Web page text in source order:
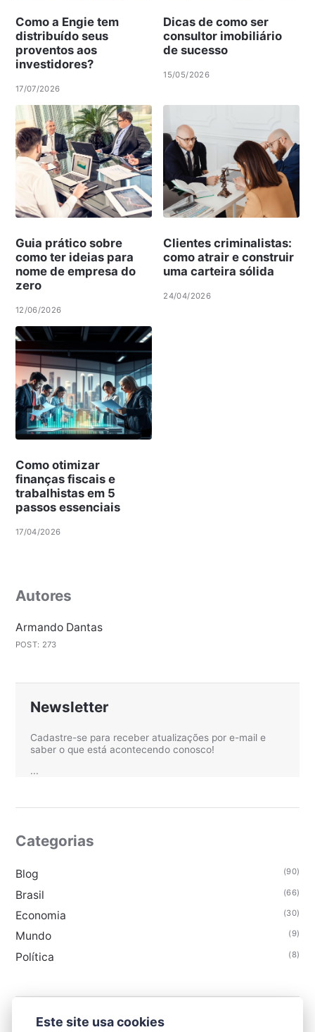
Como a Engie tem
distribuído seus
proventos aos
investidores?
17/07/2026
Dicas de como ser
consultor imobiliário
de sucesso
15/05/2026
Guia prático sobre
como ter ideias para
nome de empresa do
zero
12/06/2026
Clientes criminalistas:
como atrair e construir
uma carteira sólida
24/04/2026
Como otimizar
finanças fiscais e
trabalhistas em 5
passos essenciais
17/04/2026
Autores
Armando Dantas
POST: 273
Newsletter
Cadastre-se para receber atualizações por e-mail e
saber o que está acontecendo conosco!
...
Categorias
Blog (90)
Brasil (66)
Economia (30)
Mundo (9)
Política (8)
Este site usa cookies